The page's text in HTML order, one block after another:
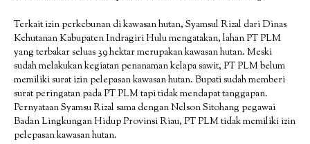
Terkait izin perkebunan di kawasan hutan, Syamsul Rizal dari Dinas
Kehutanan Kabupaten Indragiri Hulu mengatakan, lahan PT PLM
yang terbakar seluas 39 hektar merupakan kawasan hutan. Meski
sudah melakukan kegiatan penanaman kelapa sawit, PT PLM belum
memiliki surat izin pelepasan kawasan hutan. Bupati sudah memberi
surat peringatan pada PT PLM tapi tidak mendapat tanggapan.
Pernyataan Syamsu Rizal sama dengan Nelson Sitohang pegawai
Badan Lingkungan Hidup Provinsi Riau, PT PLM tidak memiliki izin
pelepasan kawasan hutan.